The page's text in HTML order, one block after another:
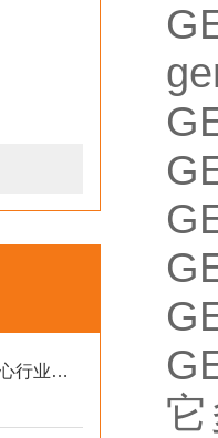
Gemu隔膜阀554 20D 137 核心行业应用